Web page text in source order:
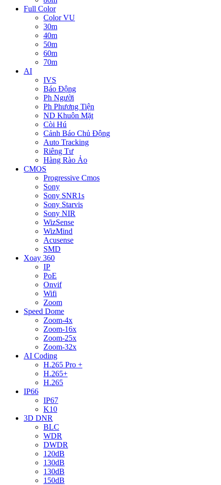
Full Color
Color VU
30m
40m
50m
60m
70m
AI
IVS
Báo Động
Ph Người
Ph Phương Tiện
ND Khuôn Mặt
Còi Hú
Cảnh Báo Chủ Động
Auto Tracking
Riêng Tư
Hàng Rào Ảo
CMOS
Progressive Cmos
Sony
Sony SNR1s
Sony Starvis
Sony NIR
WizSense
WizMind
Acusense
SMD
Xoay 360
IP
PoE
Onvif
Wifi
Zoom
Speed Dome
Zoom-4x
Zoom-16x
Zoom-25x
Zoom-32x
AI Coding
H.265 Pro +
H.265+
H.265
IP66
IP67
K10
3D DNR
BLC
WDR
DWDR
120dB
130dB
130dB
150dB